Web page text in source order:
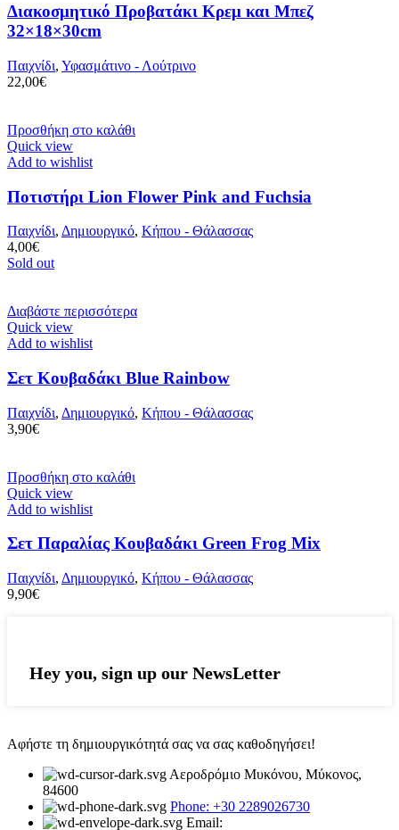
Διακοσμητικό Προβατάκι Κρεμ και Μπεζ
32×18×30cm
Παιχνίδι, Υφασμάτινο - Λούτρινο
22,00€
Προσθήκη στο καλάθι
Quick view
Add to wishlist
Ποτιστήρι Lion Flower Pink and Fuchsia
Παιχνίδι, Δημιουργικό, Κήπου - Θάλασσας
4,00€
Sold out
Διαβάστε περισσότερα
Quick view
Add to wishlist
Σετ Κουβαδάκι Blue Rainbow
Παιχνίδι, Δημιουργικό, Κήπου - Θάλασσας
3,90€
Προσθήκη στο καλάθι
Quick view
Add to wishlist
Σετ Παραλίας Κουβαδάκι Green Frog Mix
Παιχνίδι, Δημιουργικό, Κήπου - Θάλασσας
9,90€
Hey you, sign up our NewsLetter
Αφήστε τη δημιουργικότητά σας να σας καθοδηγήσει!
Αεροδρόμιο Μυκόνου, Μύκονος,
84600
Phone: +30 2289026730
Email: